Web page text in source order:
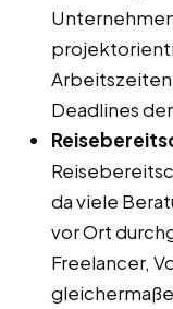
Arbeitszeiten
Deadlines
da viele
vor Ort
Freelancer,